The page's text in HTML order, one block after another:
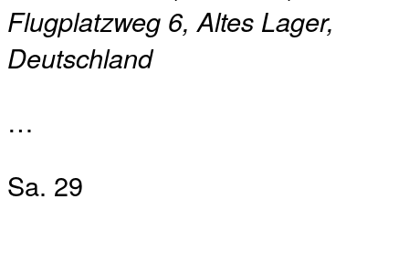
Flugplatzweg 6, Altes Lager,
Deutschland
…
Sa. 29